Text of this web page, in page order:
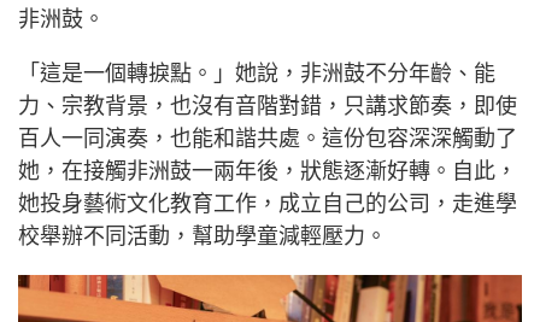
非洲鼓。
「這是一個轉捩點。」她說，非洲鼓不分年齡、能
力、宗教背景，也沒有音階對錯，只講求節奏，即使
百人一同演奏，也能和諧共處。這份包容深深觸動了
她，在接觸非洲鼓一兩年後，狀態逐漸好轉。自此，
她投身藝術文化教育工作，成立自己的公司，走進學
校舉辦不同活動，幫助學童減輕壓力。